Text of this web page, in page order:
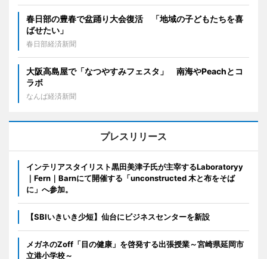
春日部の豊春で盆踊り大会復活 「地域の子どもたちを喜
ばせたい」
春日部経済新聞
大阪高島屋で「なつやすみフェスタ」 南海やPeachとコ
ラボ
なんば経済新聞
プレスリリース
インテリアスタイリスト黒田美津子氏が主宰するLaboratoryy
｜Fern｜Barnにて開催する「unconstructed 木と布をそば
に」へ参加。
【SBIいきいき少短】仙台にビジネスセンターを新設
メガネのZoff「目の健康」を啓発する出張授業～宮崎県延岡市
立港小学校～